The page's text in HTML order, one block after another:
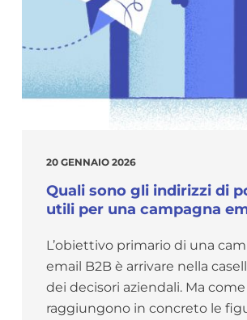
20 GENNAIO 2026
Quali sono gli indirizzi di
utili per una campagna
L’obiettivo primario di una
email B2B è arrivare nella
dei decisori aziendali. Ma come
raggiungono in concreto le